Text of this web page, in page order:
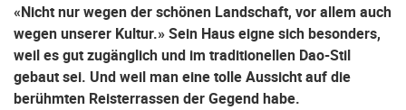
«Nicht nur wegen der schönen Landschaft, vor allem auch
wegen unserer Kultur.» Sein Haus eigne sich besonders,
weil es gut zugänglich und im traditionellen Dao-Stil
gebaut sei. Und weil man eine tolle Aussicht auf die
berühmten Reisterrassen der Gegend habe.